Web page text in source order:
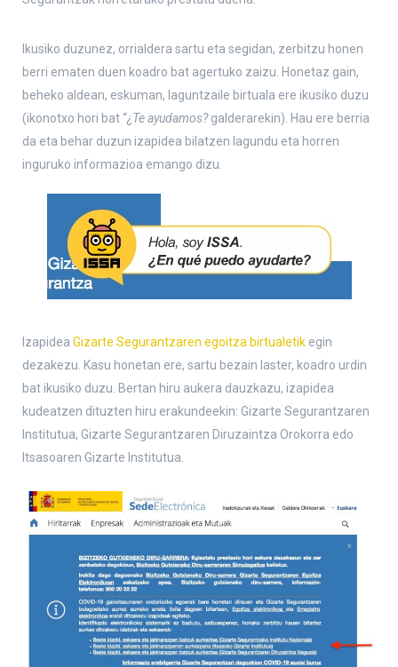
Ikusiko duzunez, orrialdera sartu eta segidan, zerbitzu honen
berri ematen duen koadro bat agertuko zaizu. Honetaz gain,
beheko aldean, eskuman, laguntzaile birtuala ere ikusiko duzu
(ikonotxo hori bat “¿Te ayudamos?galderarekin). Hau ere berria
da eta behar duzun izapidea bilatzen lagundu eta horren
inguruko informazioa emango dizu.
Izapidea Gizarte Segurantzaren egoitza birtualetik egin
dezakezu. Kasu honetan ere, sartu bezain laster, koadro urdin
bat ikusiko duzu. Bertan hiru aukera dauzkazu, izapidea
kudeatzen dituzten hiru erakundeekin: Gizarte Segurantzaren
Institutua, Gizarte Segurantzaren Diruzaintza Orokorra edo
Itsasoaren Gizarte Institutua.